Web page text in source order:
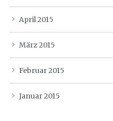
April 2015
März 2015
Februar 2015
Januar 2015